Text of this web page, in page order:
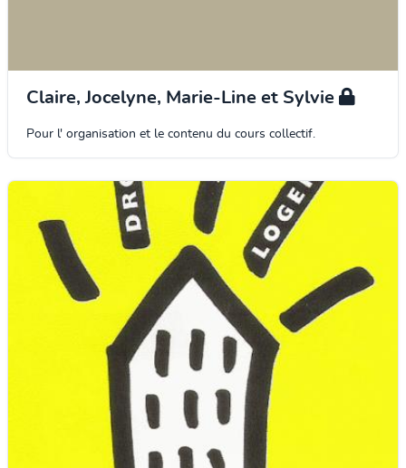
Claire, Jocelyne, Marie-Line et Sylvie
Pour l' organisation et le contenu du cours collectif.